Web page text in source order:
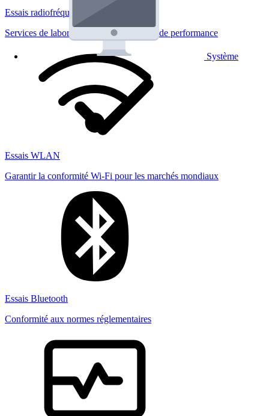
Système
Essais radiofréquences
Services de laboratoire réglementaires et de performance
Essais WLAN
Garantir la conformité Wi-Fi pour les marchés mondiaux
Essais Bluetooth
Conformité aux normes réglementaires